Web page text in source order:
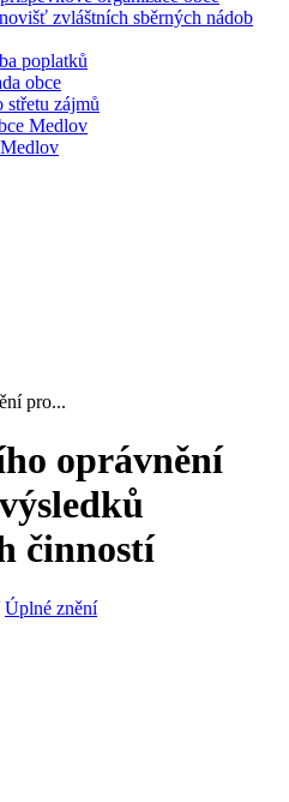
zvláštních sběrných nádob
poplatků
obce
střetu zájmů
Medlov
pro...
oprávnění
činností
Úplné znění